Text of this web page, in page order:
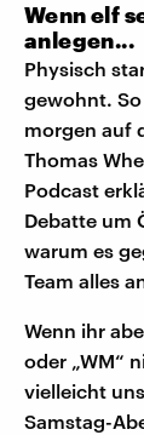
Wenn elf
anlegen...
Physisch
gewohnt.
morgen auf
Thomas
Podcast
Debatte um
warum es
Team alles
Wenn ihr
oder „WM“
vielleicht
Samstag-